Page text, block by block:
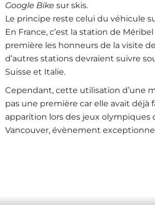
Google Bike sur skis.
Le principe reste celui du véhicule
En France, c’est la station de
première les honneurs de la visite de
d’autres stations devraient suivre
Suisse et Italie.
Cependant, cette utilisation d’une
pas une première car elle avait déjà
apparition lors des jeux olympiques
Vancouver, évènement